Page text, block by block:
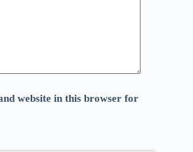
website in this browser for